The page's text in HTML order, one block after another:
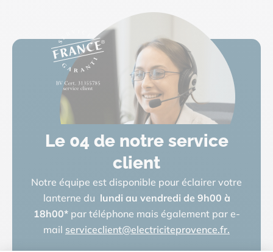
Le 04 de notre service
client
Notre équipe est disponible pour éclairer votre
lanterne du lundi au vendredi de 9h00 à
18h00* par téléphone mais également par e-
mail serviceclient@electriciteprovence.fr.